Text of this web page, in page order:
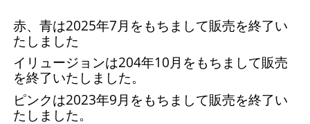
赤、青は2025年7月をもちまして販売を終了い
たしました
イリュージョンは204年10月をもちまして販売
を終了いたしました。
ピンクは2023年9月をもちまして販売を終了い
たしました。